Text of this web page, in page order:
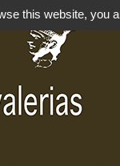
this website, you